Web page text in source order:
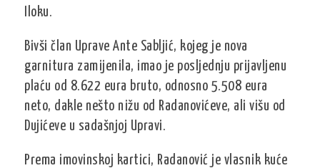
Iloku.
Bivši član Uprave Ante Sabljić, kojeg je nova
garnitura zamijenila, imao je posljednju prijavljenu
plaću od 8.622 eura bruto, odnosno 5.508 eura
neto, dakle nešto nižu od Radanovićeve, ali višu od
Dujićeve u sadašnjoj Upravi.
Prema imovinskoj kartici, Radanović je vlasnik kuće